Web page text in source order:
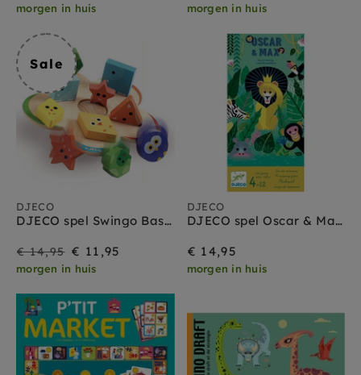
morgen in huis morgen in huis
Sale
DJECO
DJECO spel Swingo Basic 3jr+
Sale
€ 11,95
Prijs
€ 14,95
morgen in huis
DJECO
DJECO spel Oscar & Max 4jr+
€ 14,95
morgen in huis